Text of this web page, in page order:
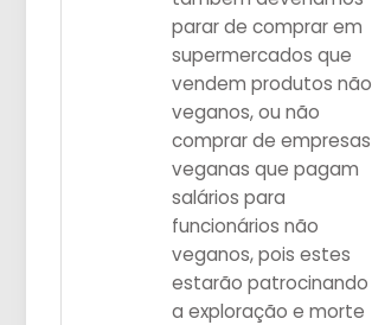
parar de comprar em
supermercados que
vendem produtos não
veganos, ou não
comprar de empresas
veganas que pagam
salários para
funcionários não
veganos, pois estes
estarão patrocinando
a exploração e morte